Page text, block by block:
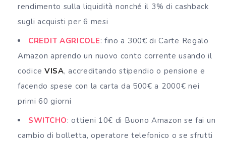
rendimento sulla liquidità nonché il 3% di cashback
sugli acquisti per 6 mesi
CREDIT AGRICOLE: fino a 300€ di Carte Regalo
Amazon aprendo un nuovo conto corrente usando il
codice VISA, accreditando stipendio o pensione e
facendo spese con la carta da 500€ a 2000€ nei
primi 60 giorni
SWITCHO: ottieni 10€ di Buono Amazon se fai un
cambio di bolletta, operatore telefonico o se sfrutti